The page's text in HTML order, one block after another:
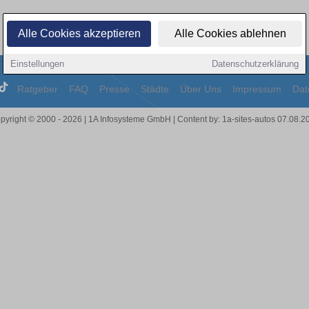
Alle Cookies akzeptieren Alle Cookies ablehnen
Einstellungen Datenschutzerklärung
Ratgeber FAQ Presse Städte Über Uns Impressum
© 2000 - 2026 | 1A Infosysteme GmbH | Content by: 1a-sites-autos